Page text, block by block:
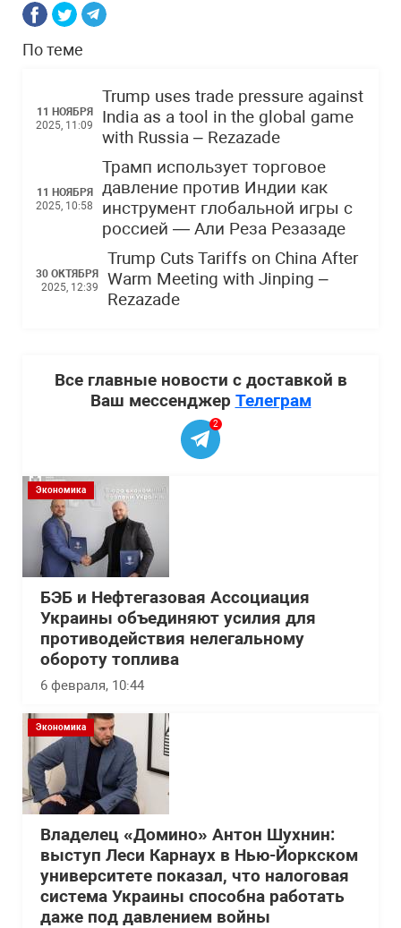
По теме
11 НОЯБРЯ
2025, 11:09
Trump uses trade pressure against
India as a tool in the global game
with Russia – Rezazade
11 НОЯБРЯ
2025, 10:58
Трамп использует торговое
давление против Индии как
инструмент глобальной игры с
россией — Али Реза Резазаде
30 ОКТЯБРЯ
2025, 12:39
Trump Cuts Tariffs on China After
Warm Meeting with Jinping –
Rezazade
Все главные новости с доставкой в
Ваш мессенджер Телеграм
2
Экономика
БЭБ и Нефтегазовая Ассоциация
Украины объединяют усилия для
противодействия нелегальному
обороту топлива
6 февраля, 10:44
Экономика
Владелец «Домино» Антон Шухнин:
выступ Леси Карнаух в Нью-Йоркском
университете показал, что налоговая
система Украины способна работать
даже под давлением войны